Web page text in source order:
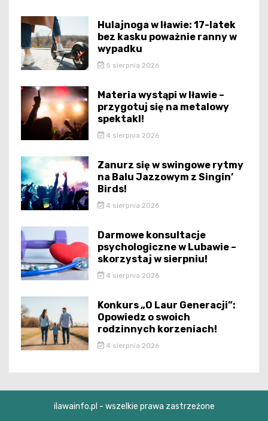
Hulajnoga w Iławie: 17-latek
bez kasku poważnie ranny w
wypadku
5 sierpnia 2026
Materia wystąpi w Iławie –
przygotuj się na metalowy
spektakl!
4 sierpnia 2026
Zanurz się w swingowe rytmy
na Balu Jazzowym z Singin’
Birds!
4 sierpnia 2026
Darmowe konsultacje
psychologiczne w Lubawie –
skorzystaj w sierpniu!
4 sierpnia 2026
Konkurs „O Laur Generacji”:
Opowiedz o swoich
rodzinnych korzeniach!
4 sierpnia 2026
ilawainfo.pl - wszelkie prawa zastrzeżone